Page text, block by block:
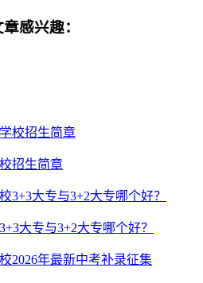
感兴趣：
招生简章
大专与3+2大专哪个好？